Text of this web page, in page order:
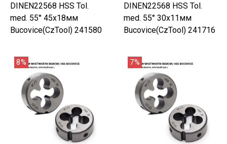
DINEN22568 HSS Tol.
med. 55° 45x18мм
Bucovice(CzTool) 241580
DINEN22568 HSS Tol.
med. 55° 30x11мм
Bucovice(CzTool) 241716
8% 7%